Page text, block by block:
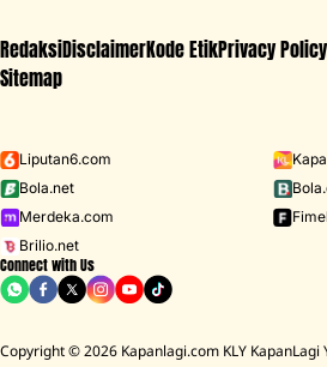
Iklan - Scroll ke bawah untuk
RedaksiDisclaimerKode EtikPrivacy Policy
Sitemap
Liputan6.com
Bola.net
Merdeka.com
Brilio.net
Connect with Us
Copyright © 2026 Kapanlagi.com KLY KapanLagi
D ACADEMY 8 Raisa
Home Showbiz Korea